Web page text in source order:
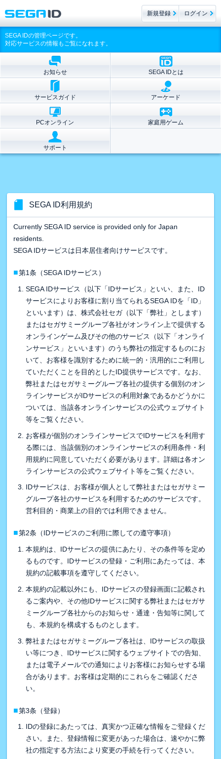
SEGA IDの管理ページです。
対応サービスの情報もご覧になれます。
お知らせ SEGA IDとは
サービスガイド アーケード
PCオンライン 家庭用ゲーム
サポート
SEGA ID利用規約
Currently SEGA ID service is provided only for Japan
residents.
SEGA IDサービスは日本居住者向けサービスです。
■第1条（SEGA IDサービス）
SEGA IDサービス（以下「IDサービス」といい、また、ID
サービスによりお客様に割り当てられるSEGA IDを「ID」
といいます）は、株式会社セガ（以下「弊社」とします）
またはセガサミーグループ各社がオンライン上で提供する
オンラインゲーム及びその他のサービス（以下「オンライ
ンサービス」といいます）のうち弊社の指定するものにお
いて、お客様を識別するために統一的・汎用的にご利用し
ていただくことを目的としたID提供サービスです。なお、
弊社またはセガサミーグループ各社の提供する個別のオン
ラインサービスがIDサービスの利用対象であるかどうかに
ついては、当該各オンラインサービスの公式ウェブサイト
等をご覧ください。
お客様が個別のオンラインサービスでIDサービスを利用す
る際には、当該個別のオンラインサービスの利用条件・利
用規約に同意していただく必要があります。詳細は各オン
ラインサービスの公式ウェブサイト等をご覧ください。
IDサービスは、お客様が個人として弊社またはセガサミー
グループ各社のサービスを利用するためのサービスです。
営利目的・商業上の目的では利用できません。
■第2条（IDサービスのご利用に際しての遵守事項）
本規約は、IDサービスの提供にあたり、その条件等を定め
るものです。IDサービスの登録・ご利用にあたっては、本
規約の記載事項を遵守してください。
本規約の記載以外にも、IDサービスの登録画面に記載され
るご案内や、その他IDサービスに関する弊社またはセガサ
ミーグループ各社からのお知らせ・通達・告知等に関して
も、本規約を構成するものとします。
弊社またはセガサミーグループ各社は、IDサービスの取扱
い等につき、IDサービスに関するウェブサイトでの告知、
または電子メールでの通知によりお客様にお知らせする場
合があります。お客様は定期的にこれらをご確認くださ
い。
■第3条（登録）
IDの登録にあたっては、真実かつ正確な情報をご登録くだ
さい。また、登録情報に変更があった場合は、速やかに弊
社の指定する方法により変更の手続を行ってください。
新規登録 ログイン